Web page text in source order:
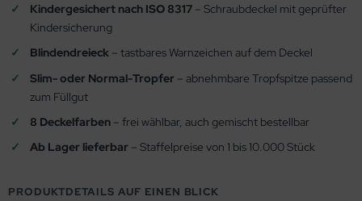
Kindergesichert nach ISO 8317– Schraubdeckel mit geprüfter
Kindersicherung
Blindendreieck– tastbares Warnzeichen auf dem Deckel
Slim- oder Normal-Tropfer– abnehmbare Tropfspitze passend
zum Füllgut
8 Deckelfarben– frei wählbar, auch gemischt bestellbar
Ab Lager lieferbar– Staffelpreise von 1 bis 10.000 Stück
PRODUKTDETAILS AUF EINEN BLICK